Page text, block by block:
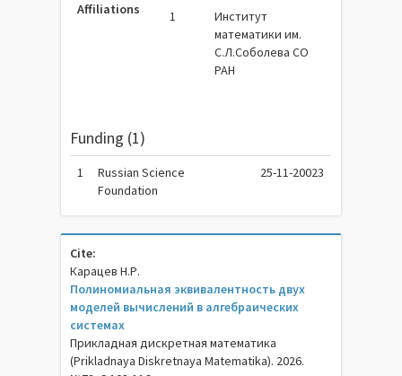
Affiliations 1
Институт
математики им.
С.Л.Соболева СО
РАН
Funding (1)
1
Russian Science
Foundation
25-11-20023
Cite:
Карацев Н.Р.
Полиномиальная эквивалентность двух
моделей вычислений в алгебраических
системах
Прикладная дискретная математика
(Prikladnaya Diskretnaya Matematika). 2026.